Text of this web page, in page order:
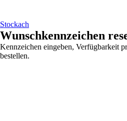
Stockach
Wunschkennzeichen
Kennzeichen eingeben, Verfügbarkeit
bestellen.